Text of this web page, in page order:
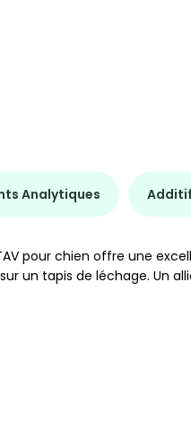
Analytiques
pour chien offre une
un tapis de léchage. Un